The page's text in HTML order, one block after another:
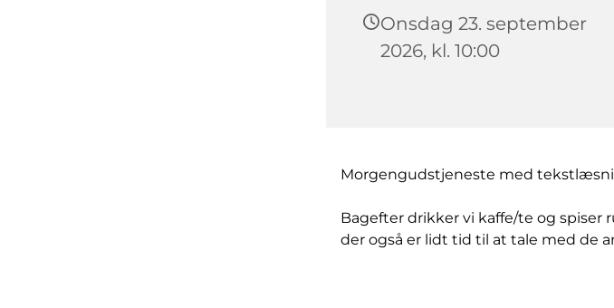
Onsdag 23. september
2026, kl. 10:00
Morgengudstjeneste med
Bagefter drikker vi kaffe/te og spiser
der også er lidt tid til at tale med de